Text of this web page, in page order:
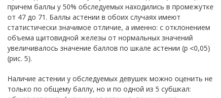
причем баллы у 50% обследуемых находились в промежутке
от 47 до 71. Баллы астении в обоих случаях имеют
статистически значимое отличие, а именно: с отклонением
объема щитовидной железы от нормальных значений
увеличивалось значение баллов по шкале астении (р ˂0,05)
(рис. 5).
Наличие астении у обследуемых девушек можно оценить не
только по общему баллу, но и по одной из 5 субшкал: